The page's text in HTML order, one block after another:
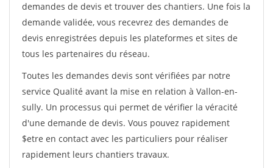
demandes de devis et trouver des chantiers. Une fois la
demande validée, vous recevrez des demandes de
devis enregistrées depuis les plateformes et sites de
tous les partenaires du réseau.
Toutes les demandes devis sont vérifiées par notre
service Qualité avant la mise en relation à Vallon-en-
sully. Un processus qui permet de vérifier la véracité
d'une demande de devis. Vous pouvez rapidement
$etre en contact avec les particuliers pour réaliser
rapidement leurs chantiers travaux.